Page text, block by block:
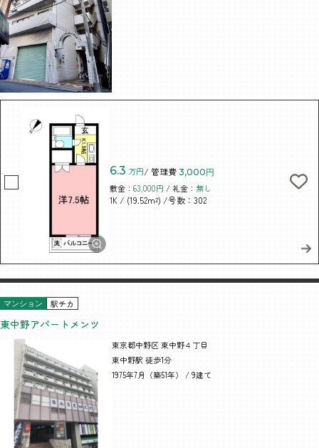
6.3 万円/ 管理費 3,000円
敷金：63,000円 / 礼金： 無し
1K / (19.52m²) /号数：302
マンション 駅チカ
東中野アパートメンツ
東京都中野区 東中野４丁目
東中野駅 徒歩1分
1975年7月（築51年） / 9建て